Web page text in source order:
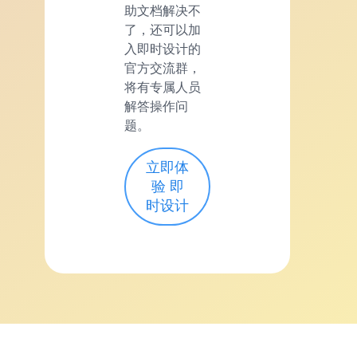
助文档解决不
了，还可以加
入即时设计的
官方交流群，
将有专属人员
解答操作问
题。
立即体
验 即
时设计